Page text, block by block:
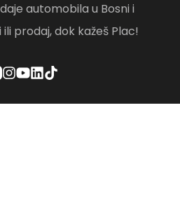
automobila u Bosni i
prodaj, dok kažeš Plac!